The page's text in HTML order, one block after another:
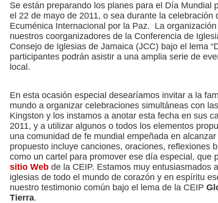
Se están preparando los planes para el Día Mundial
el 22 de mayo de 2011, o sea durante la celebración
Ecuménica Internacional por la Paz. La
nuestros coorganizadores de la Conferencia de
Consejo de Iglesias de Jamaica (JCC) bajo el lema
participantes podrán asistir a una amplia serie de
local.
En esta ocasión especial desearíamos invitar a la
mundo a organizar celebraciones simultáneas con
Kingston y los instamos a anotar esta fecha en sus
2011, y a utilizar algunos o todos los elementos
una comunidad de fe mundial empeñada en
propuesto incluye canciones, oraciones, reflexiones
como un cartel para promover ese día especial, que
sitio Web de la CEIP. Estamos muy entusiasmados
iglesias de todo el mundo de corazón y en espíritu
nuestro testimonio común bajo el lema de la CEIP
Tierra.